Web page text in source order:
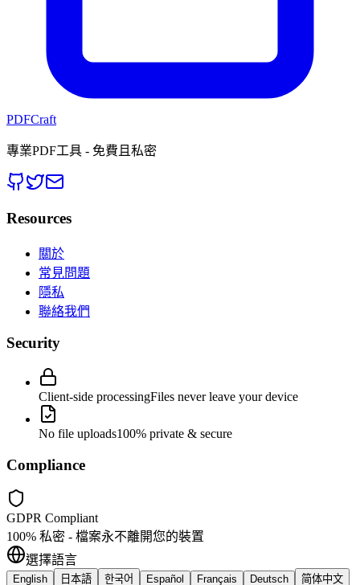
PDFCraft
專業PDF工具 - 免費且私密
Resources
關於
常見問題
隱私
聯絡我們
Security
Client-side processingFiles never leave your device
No file uploads100% private & secure
Compliance
GDPR Compliant
100% 私密 - 檔案永不離開您的裝置
選擇語言
English 日本語 한국어 Español Français Deutsch 简体中文